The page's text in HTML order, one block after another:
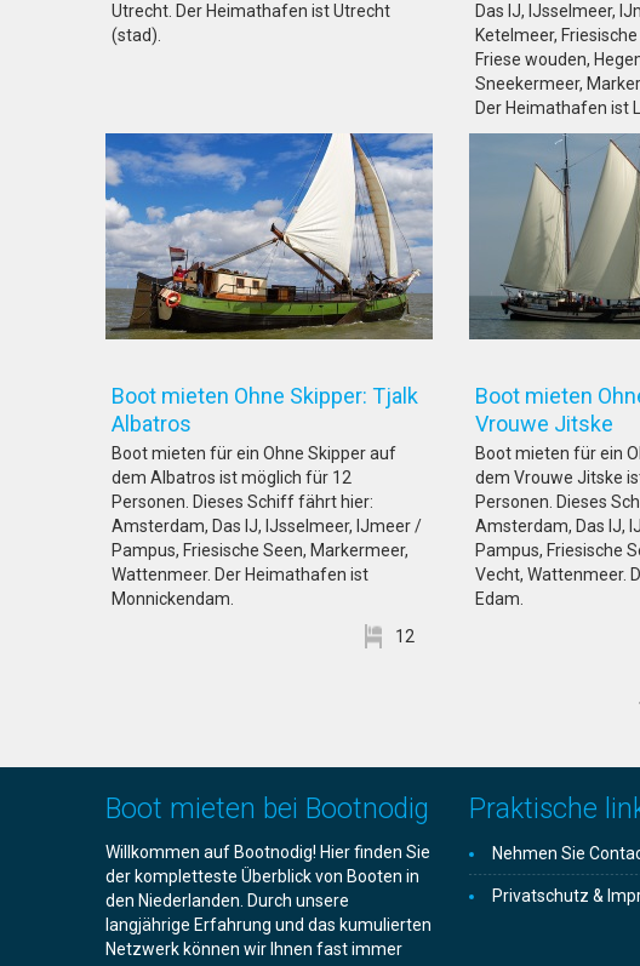
Utrecht. Der Heimathafen ist Utrecht
(stad).
Das IJ, IJsselmeer,
Ketelmeer,
Friese wouden,
Sneekermeer,
Der Heimathafen ist
Boot mieten Ohne Skipper: Tjalk
Albatros
Boot mieten für ein Ohne Skipper auf
dem Albatros ist möglich für 12
Personen. Dieses Schiff fährt hier:
Amsterdam, Das IJ, IJsselmeer, IJmeer /
Pampus, Friesische Seen, Markermeer,
Wattenmeer. Der Heimathafen ist
Monnickendam.
12
Boot mieten
Vrouwe
Boot mieten für ein
dem Vrouwe Jitske
Personen. Dieses
Amsterdam, Das IJ,
Pampus, Friesische
Vecht, Wattenmeer.
Edam.
Boot mieten bei Bootnodig
Willkommen auf Bootnodig! Hier finden Sie
der kompletteste Überblick von Booten in
den Niederlanden. Durch unsere
langjährige Erfahrung und das kumulierten
Netzwerk können wir Ihnen fast immer
Praktische
Nehmen Sie
Privatschutz &